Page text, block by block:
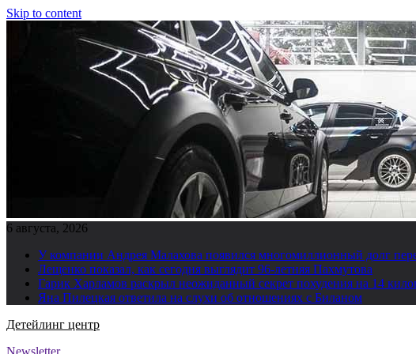
Skip to content
6 августа, 2026
У компании Андрея Малахова появился многомиллионный долг
Лещенко показал, как сегодня выглядит 96-летняя Пахмутова
Гарик Харламов раскрыл неожиданный секрет похудения на 14
Яна Пилецкая ответила на слухи об отношениях с Биланом
Детейлинг центр
Newsletter